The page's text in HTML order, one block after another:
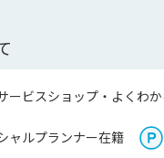
ービスショップ・よくわ
ャルプランナー在籍